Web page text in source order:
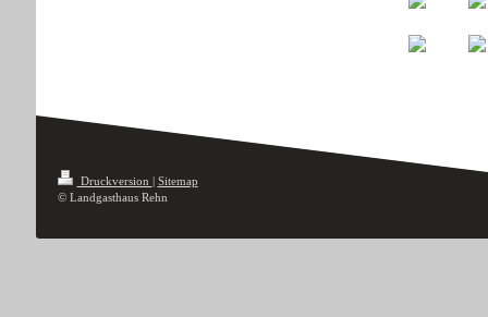
Druckversion
Sitemap
© Landgasthaus Rehn